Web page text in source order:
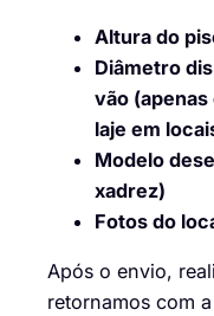
Altura do
Diâmetro
vão (apenas
laje em
Modelo
xadrez)
Fotos do
Após o envio,
retornamos com